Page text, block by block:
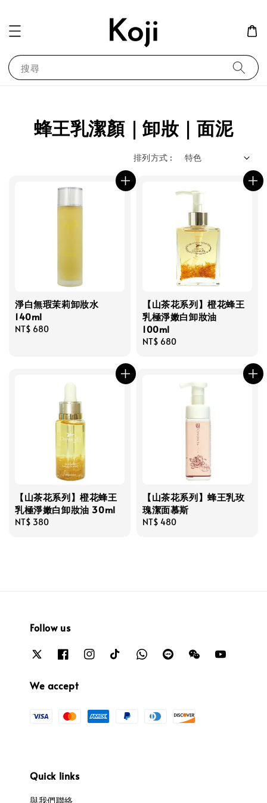
搜尋
蜂王乳潔顏｜卸妝｜面泥
排列方式 :
淨白無瑕茉莉卸妝水
140ml
Regular
NT$ 680
【山茶花系列】橙花蜂王
乳極淨嫩白卸妝油
100ml
Regular
NT$ 680
【山茶花系列】橙花蜂王
乳極淨嫩白卸妝油 30ml
Regular
NT$ 380
【山茶花系列】蜂王乳玫
瑰潔面慕斯
Regular
NT$ 480
Follow us
We accept
Quick links
與我們聯絡